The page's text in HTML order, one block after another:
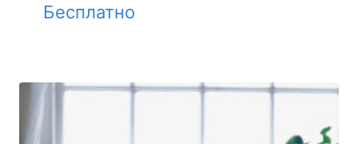
Бесплатно